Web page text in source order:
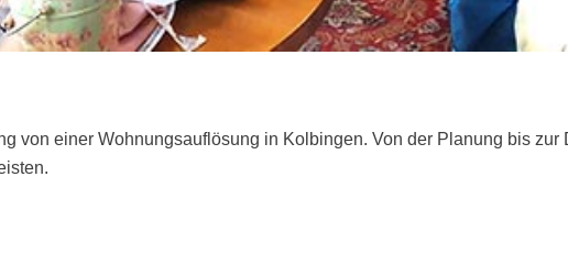
von einer Wohnungsauflösung in Kolbingen. Von der Planung bis